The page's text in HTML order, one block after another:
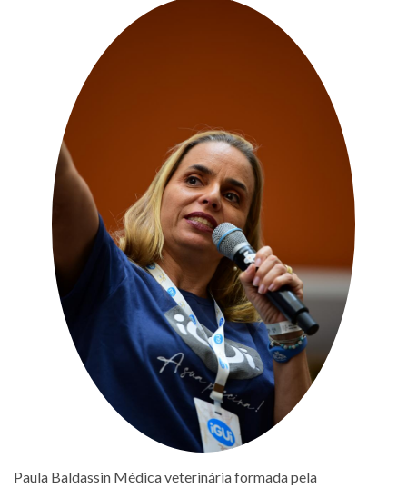
Paula Baldassin Médica veterinária formada pela